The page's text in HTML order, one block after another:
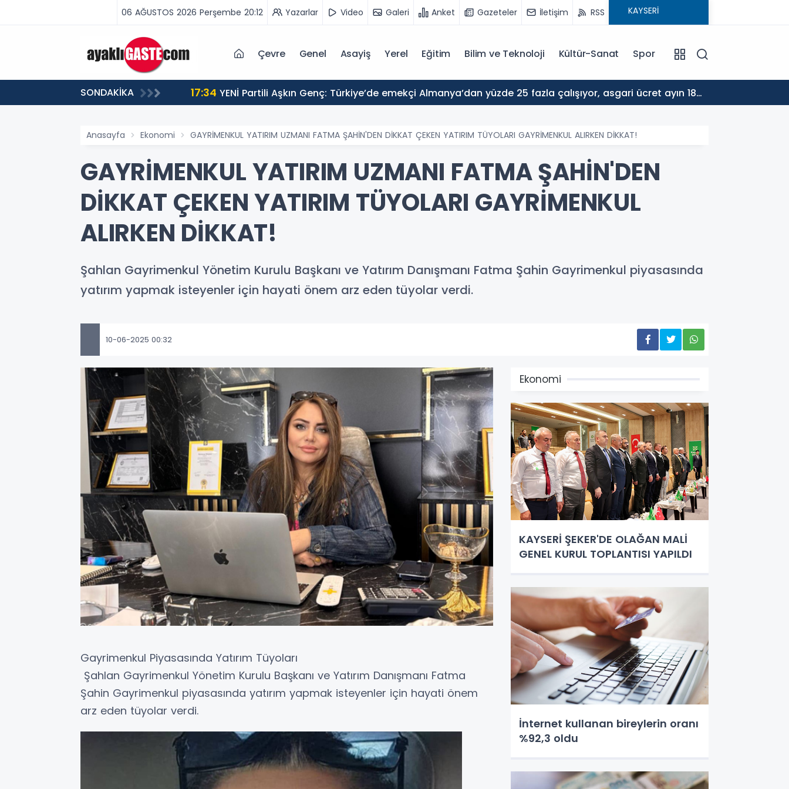
06 AĞUSTOS 2026 Perşembe 20:12 Yazarlar Video Galeri Anket Gazeteler İletişim RSS
Çevre Genel Asayiş Yerel Eğitim Bilim ve Teknoloji Kültür-Sanat Spor
SONDAKİKA 17:34 YENİ Partili Aşkın Genç: Türkiye’de emekçi Almanya’dan yüzde 25 fazla çalışıyor, asgari ücret ayın 18
gününe yetiyor
Anasayfa Ekonomi GAYRİMENKUL YATIRIM UZMANI FATMA ŞAHİN'DEN DİKKAT ÇEKEN YATIRIM TÜYOLARI GAYRİMENKUL ALIRKEN DİKKAT!
GAYRİMENKUL YATIRIM UZMANI FATMA ŞAHİN'DEN
DİKKAT ÇEKEN YATIRIM TÜYOLARI GAYRİMENKUL
ALIRKEN DİKKAT!
Şahlan Gayrimenkul Yönetim Kurulu Başkanı ve Yatırım Danışmanı Fatma Şahin Gayrimenkul piyasasında
yatırım yapmak isteyenler için hayati önem arz eden tüyolar verdi.
10-06-2025 00:32
Gayrimenkul Piyasasında Yatırım Tüyoları
Şahlan Gayrimenkul Yönetim Kurulu Başkanı ve Yatırım Danışmanı Fatma
Şahin Gayrimenkul piyasasında yatırım yapmak isteyenler için hayati önem
arz eden tüyolar verdi.
Ekonomi
KAYSERİ ŞEKER'DE OLAĞAN MALİ
GENEL KURUL TOPLANTISI YAPILDI
İnternet kullanan bireylerin oranı
%92,3 oldu